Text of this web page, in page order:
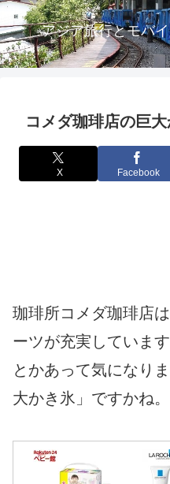
アジア旅行とモバ
コメダ珈琲店の巨
X Facebook
珈琲所コメダ珈琲店
ーツが充実していま
とかあって気になり
大かき氷」ですかね。